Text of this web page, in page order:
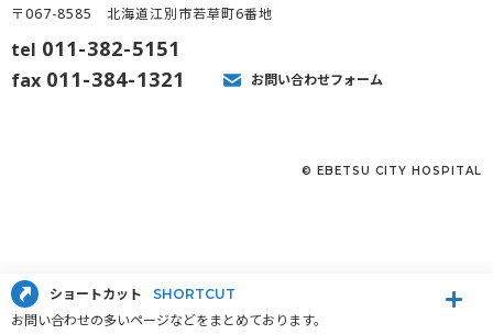
〒067-8585 北海道江別市若草町6番地
tel 011-382-5151
fax 011-384-1321 お問い合わせフォーム
© EBETSU CITY HOSPITAL
ショートカット SHORTCUT
お問い合わせの多いページなどをまとめております。